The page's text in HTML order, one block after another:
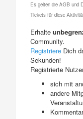
Es gelten die AGB und
Tickets für diese
Erhalte
Community.
Registriere Dich
Sekunden!
Registrierte
sich mit
andere